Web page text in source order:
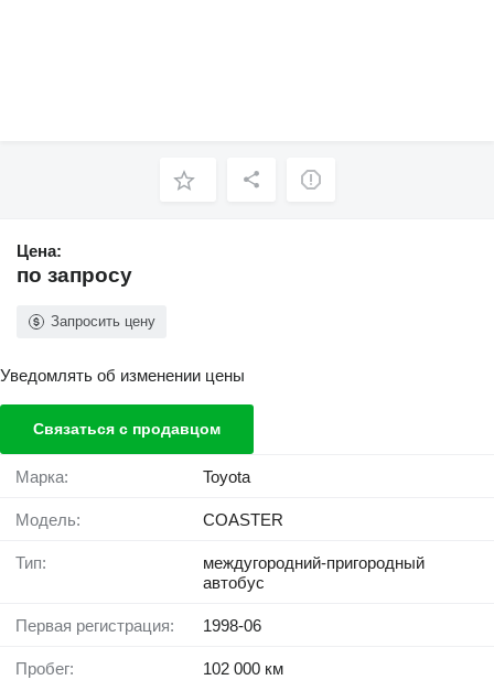
Цена:
по запросу
Запросить цену
Уведомлять об изменении цены
Связаться с продавцом
Марка: Toyota
Модель: COASTER
Тип:
междугородний-пригородный
автобус
Первая регистрация: 1998-06
Пробег: 102 000 км